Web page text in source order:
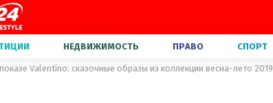
НЕДВИЖИМОСТЬ ПРАВО СПОРТ
Valentino: сказочные образы из коллекции весна-лето 2019